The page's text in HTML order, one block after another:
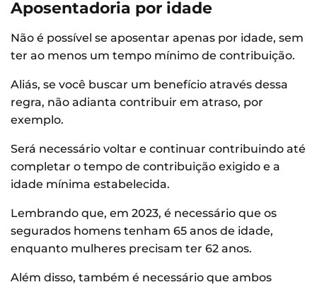
Aposentadoria por idade
Não é possível se aposentar apenas por idade, sem
ter ao menos um tempo mínimo de contribuição.
Aliás, se você buscar um benefício através dessa
regra, não adianta contribuir em atraso, por
exemplo.
Será necessário voltar e continuar contribuindo até
completar o tempo de contribuição exigido e a
idade mínima estabelecida.
Lembrando que, em 2023, é necessário que os
segurados homens tenham 65 anos de idade,
enquanto mulheres precisam ter 62 anos.
Além disso, também é necessário que ambos